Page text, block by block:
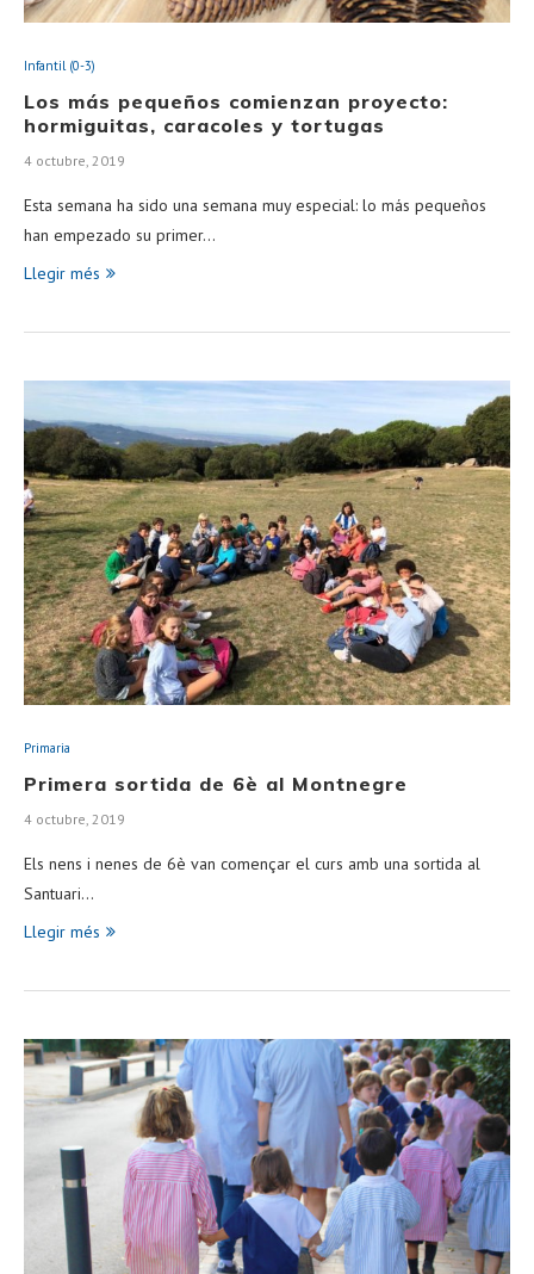
Infantil (0-3)
Los más pequeños comienzan proyecto:
hormiguitas, caracoles y tortugas
4 octubre, 2019
Esta semana ha sido una semana muy especial: lo más pequeños
han empezado su primer…
Llegir més
Primaria
Primera sortida de 6è al Montnegre
4 octubre, 2019
Els nens i nenes de 6è van començar el curs amb una sortida al
Santuari…
Llegir més